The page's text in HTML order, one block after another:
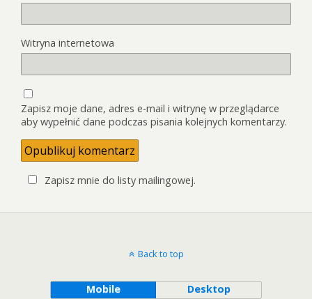
Witryna internetowa
Zapisz moje dane, adres e-mail i witrynę w przeglądarce
aby wypełnić dane podczas pisania kolejnych komentarzy.
Zapisz mnie do listy mailingowej.
Back to top
Mobile Desktop